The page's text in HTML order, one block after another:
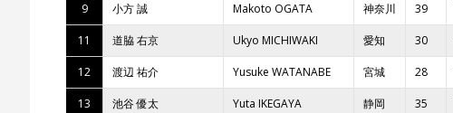
9 小方 誠 Makoto OGATA 神奈川 39
11 道脇 右京 Ukyo MICHIWAKI 愛知 30
12 渡辺 祐介 Yusuke WATANABE 宮城 28
13 池谷 優太 Yuta IKEGAYA 静岡 35